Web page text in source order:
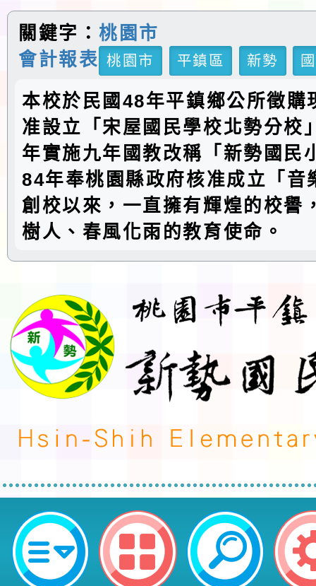
關鍵字：桃園市
會計報表 桃園市 平鎮區 新勢
本校於民國48年平鎮鄉公所徵購
准設立「宋屋國民學校北勢分校
年實施九年國教改稱「新勢國民
84年奉桃園縣政府核准成立「音
創校以來，一直擁有輝煌的校譽
樹人、春風化雨的教育使命。
113.8 Accounting Financial